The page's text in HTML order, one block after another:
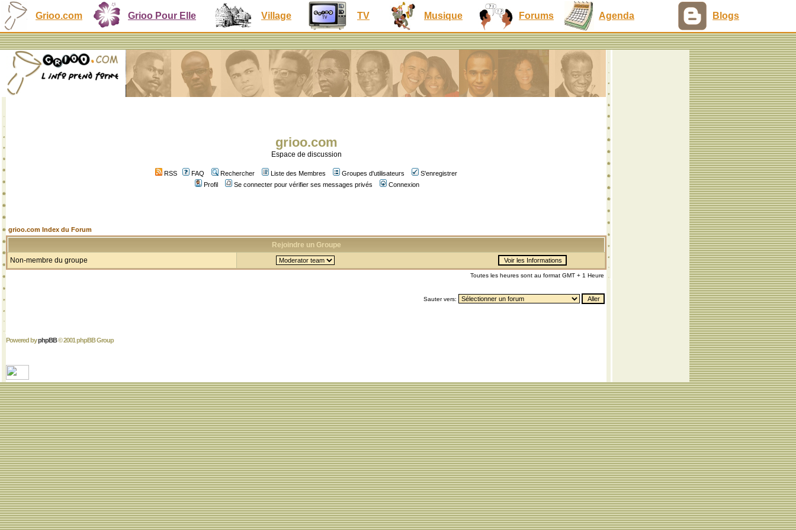
Grioo.com Grioo Pour Elle Village TV Musique Forums Agenda Blogs
grioo.com
Espace de discussion
RSS FAQ Rechercher Liste des Membres Groupes d'utilisateurs
S'enregistrer
Profil
Se connecter pour vérifier ses messages privés Connexion
grioo.com Index du Forum
Rejoindre un Groupe
Non-membre du groupe
Toutes les heures sont au format GMT + 1 Heure
Sauter vers:
Powered byphpBB© 2001 phpBB Group